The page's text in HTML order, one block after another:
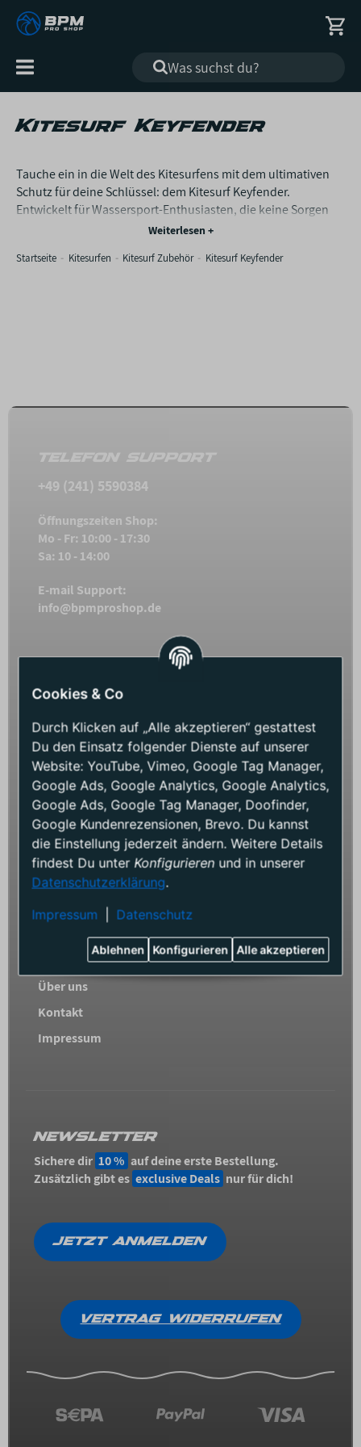
Alle
Kategorien
Kitesurf Keyfender
Tauche ein in die Welt des Kitesurfens mit dem ultimativen
Schutz für deine Schlüssel: dem Kitesurf Keyfender.
Entwickelt für Wassersport-Enthusiasten, die keine Sorgen
über verlorene oder beschädigte Schlüssel haben wollen,
schwimmfähige Schlüsselbehälter garantiert, dass deine
Startseite Kitesurfen Kitesurf Zubehör Kitesurf Keyfender
TELEFON SUPPORT
+49 (241) 5590384
Öffnungszeiten Shop:
Mo - Fr: 10:00 - 17:30
Sa: 10 - 14:00
E-mail Support:
info@bpmproshop.de
BPM Testberichte
Versand und Zahlung
Widerrufsformular
Widerrufsrecht
AGB
Datenschutz
Über uns
Kontakt
Impressum
NEWSLETTER
Sichere dir 10 % auf deine erste Bestellung.
Zusätzlich gibt es exclusive Deals nur für dich!
JETZT ANMELDEN
VERTRAG WIDERRUFEN
Cookies & Co
Durch Klicken auf „Alle akzeptieren“ gestattest
Du den Einsatz folgender Dienste auf unserer
Website: YouTube, Vimeo, Google Tag Manager,
Google Ads, Google Analytics, Google Analytics,
Google Ads, Google Tag Manager, Doofinder,
Google Kundenrezensionen, Brevo. Du kannst
die Einstellung jederzeit ändern. Weitere Details
findest Du unter Konfigurierenund in unserer
Datenschutzerklärung.
Impressum
Datenschutz
Alle akzeptieren
Konfigurieren
Ablehnen